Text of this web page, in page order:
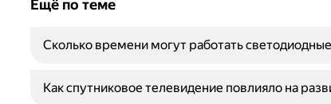
Ещё по теме
Сколько времени могут работать
Как спутниковое телевидение повлияло на